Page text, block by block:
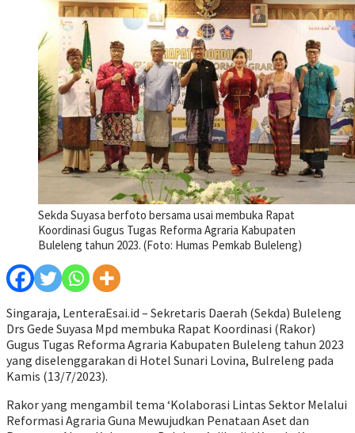
Sekda Suyasa berfoto bersama usai membuka Rapat
Koordinasi Gugus Tugas Reforma Agraria Kabupaten
Buleleng tahun 2023. (Foto: Humas Pemkab Buleleng)
Singaraja, LenteraEsai.id – Sekretaris Daerah (Sekda) Buleleng
Drs Gede Suyasa Mpd membuka Rapat Koordinasi (Rakor)
Gugus Tugas Reforma Agraria Kabupaten Buleleng tahun 2023
yang diselenggarakan di Hotel Sunari Lovina, Bulreleng pada
Kamis (13/7/2023).
Rakor yang mengambil tema ‘Kolaborasi Lintas Sektor Melalui
Reformasi Agraria Guna Mewujudkan Penataan Aset dan